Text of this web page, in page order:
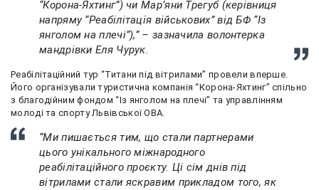
“Корона-Яхтинг”) чи Марʼяни Трегуб (керівниця
напряму “Реабілітація військових” від БФ “Із
янголом на плечі”),” – зазначила волонтерка
мандрівки Еля Чурук.
Реабілітаційний тур “Титани під вітрилами” провели вперше.
Його організували туристична компанія “Корона-Яхтинг” спільно
з благодійним фондом “Із янголом на плечі” та управлінням
молоді та спорту Львівської ОВА.
“Ми пишається тим, що стали партнерами
цього унікального міжнародного
реабілітаційного проєкту. Ці сім днів під
вітрилами стали яскравим прикладом того, як